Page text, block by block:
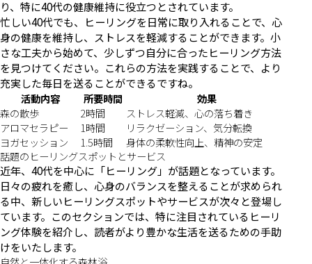
り、特に40代の健康維持に役立つとされています。
忙しい40代でも、ヒーリングを日常に取り入れることで、心
身の健康を維持し、ストレスを軽減することができます。小
さな工夫から始めて、少しずつ自分に合ったヒーリング方法
を見つけてください。これらの方法を実践することで、より
充実した毎日を送ることができるですね。
活動内容
所要時間
効果
森の散歩
2時間
ストレス軽減、心の落ち着き
アロマセラピー
1時間
リラクゼーション、気分転換
ヨガセッション
1.5時間
身体の柔軟性向上、精神の安定
話題のヒーリングスポットとサービス
近年、40代を中心に「ヒーリング」が話題となっています。
日々の疲れを癒し、心身のバランスを整えることが求められ
る中、新しいヒーリングスポットやサービスが次々と登場し
ています。このセクションでは、特に注目されているヒーリ
ング体験を紹介し、読者がより豊かな生活を送るための手助
けをいたします。